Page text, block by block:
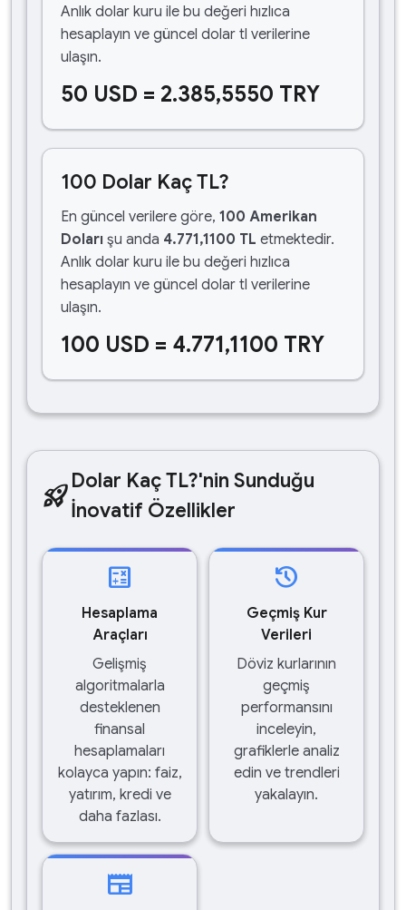
Anlık dolar kuru ile bu değeri hızlıca
hesaplayın ve güncel dolar tl verilerine
ulaşın.
50 USD = 2.385,5550 TRY
100 Dolar Kaç TL?
En güncel verilere göre, 100 Amerikan
Doları şu anda 4.771,1100 TL etmektedir.
Anlık dolar kuru ile bu değeri hızlıca
hesaplayın ve güncel dolar tl verilerine
ulaşın.
100 USD = 4.771,1100 TRY
rocket_launchDolar Kaç TL?'nin Sunduğu
İnovatif Özellikler
calculate
Hesaplama
Araçları
Gelişmiş
algoritmalarla
desteklenen
finansal
hesaplamaları
kolayca yapın: faiz,
yatırım, kredi ve
daha fazlası.
history
Geçmiş Kur
Verileri
Döviz kurlarının
geçmiş
performansını
inceleyin,
grafiklerle analiz
edin ve trendleri
yakalayın.
newspaper